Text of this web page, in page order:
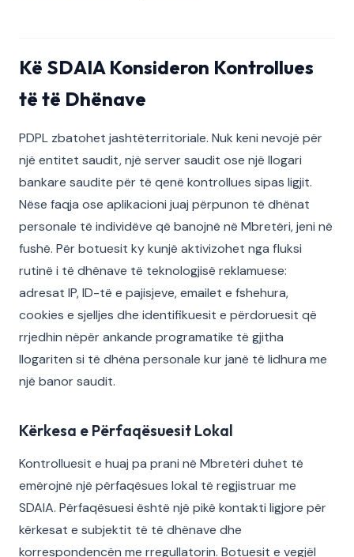
Kë SDAIA Konsideron Kontrollues
të të Dhënave
PDPL zbatohet jashtëterritoriale. Nuk keni nevojë për
një entitet saudit, një server saudit ose një llogari
bankare saudite për të qenë kontrollues sipas ligjit.
Nëse faqja ose aplikacioni juaj përpunon të dhënat
personale të individëve që banojnë në Mbretëri, jeni në
fushë. Për botuesit ky kunjë aktivizohet nga fluksi
rutinë i të dhënave të teknologjisë reklamuese:
adresat IP, ID-të e pajisjeve, emailet e fshehura,
cookies e sjelljes dhe identifikuesit e përdoruesit që
rrjedhin nëpër ankande programatike të gjitha
llogariten si të dhëna personale kur janë të lidhura me
një banor saudit.
Kërkesa e Përfaqësuesit Lokal
Kontrolluesit e huaj pa prani në Mbretëri duhet të
emërojnë një përfaqësues lokal të regjistruar me
SDAIA. Përfaqësuesi është një pikë kontakti ligjore për
kërkesat e subjektit të të dhënave dhe
korrespondencën me rregullatorin. Botuesit e vegjël